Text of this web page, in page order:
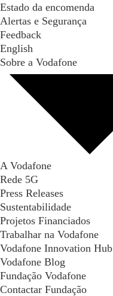
Estado da encomenda
Alertas e Segurança
Feedback
English
Sobre a Vodafone
A Vodafone
Rede 5G
Press Releases
Sustentabilidade
Projetos Financiados
Trabalhar na Vodafone
Vodafone Innovation Hub
Vodafone Blog
Fundação Vodafone
Contactar Fundação